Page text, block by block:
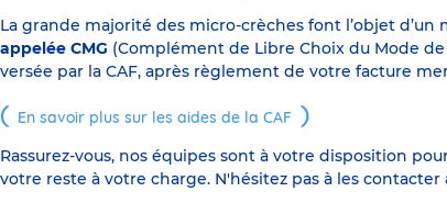
La grande majorité des micro-crèches font l’objet d’un
appelée CMG (Complément de Libre Choix du Mode
versée par la CAF, après règlement de votre facture
En savoir plus sur les aides de la CAF
Rassurez-vous, nos équipes sont à votre disposition
votre reste à votre charge. N'hésitez pas à les contacter